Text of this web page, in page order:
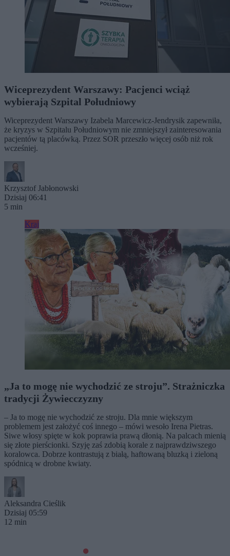
Wiceprezydent Warszawy: Pacjenci wciąż
wybierają Szpital Południowy
Wiceprezydent Warszawy Izabela Marcewicz-Jendrysik zapewniła,
że kryzys w Szpitalu Południowym nie zmniejszył zainteresowania
pacjentów tą placówką. Przez SOR przeszło więcej osób niż rok
wcześniej.
Krzysztof Jabłonowski
Dzisiaj 06:41
5 min
Kraj
„Ja to mogę nie wychodzić ze stroju”. Strażniczka
tradycji Żywiecczyzny
– Ja to mogę nie wychodzić ze stroju. Dla mnie większym
problemem jest założyć coś innego – mówi wesoło Irena Pietras.
Siwe włosy spięte w kok poprawia prawą dłonią. Na palcach mienią
się złote pierścionki. Szyję zaś zdobią korale z najprawdziwszego
koralowca. Dobrze kontrastują z białą, haftowaną bluzką i zieloną
spódnicą w drobne kwiaty.
Aleksandra Cieślik
Dzisiaj 05:59
12 min